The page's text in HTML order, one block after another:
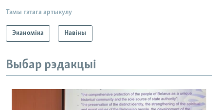
Тэмы гэтага артыкулу
Эканоміка Навіны
Выбар рэдакцыі